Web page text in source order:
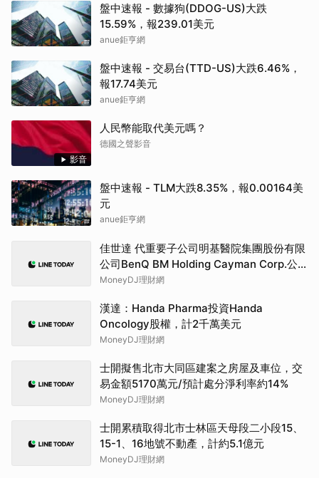
盤中速報 - 數據狗(DDOG-US)大跌
15.59%，報239.01美元
anue鉅亨網
盤中速報 - 交易台(TTD-US)大跌6.46%，
報17.74美元
anue鉅亨網
影音
人民幣能取代美元嗎？
德國之聲影音
盤中速報 - TLM大跌8.35%，報0.00164美
元
anue鉅亨網
佳世達 代重要子公司明基醫院集團股份有限
公司BenQ BM Holding Cayman Corp.公
告功能性委員會成員異動
MoneyDJ理財網
漢達：Handa Pharma投資Handa
Oncology股權，計2千萬美元
MoneyDJ理財網
士開擬售北市大同區建案之房屋及車位，交
易金額5170萬元/預計處分淨利率約14%
MoneyDJ理財網
士開累積取得北市士林區天母段二小段15、
15-1、16地號不動產，計約5.1億元
MoneyDJ理財網